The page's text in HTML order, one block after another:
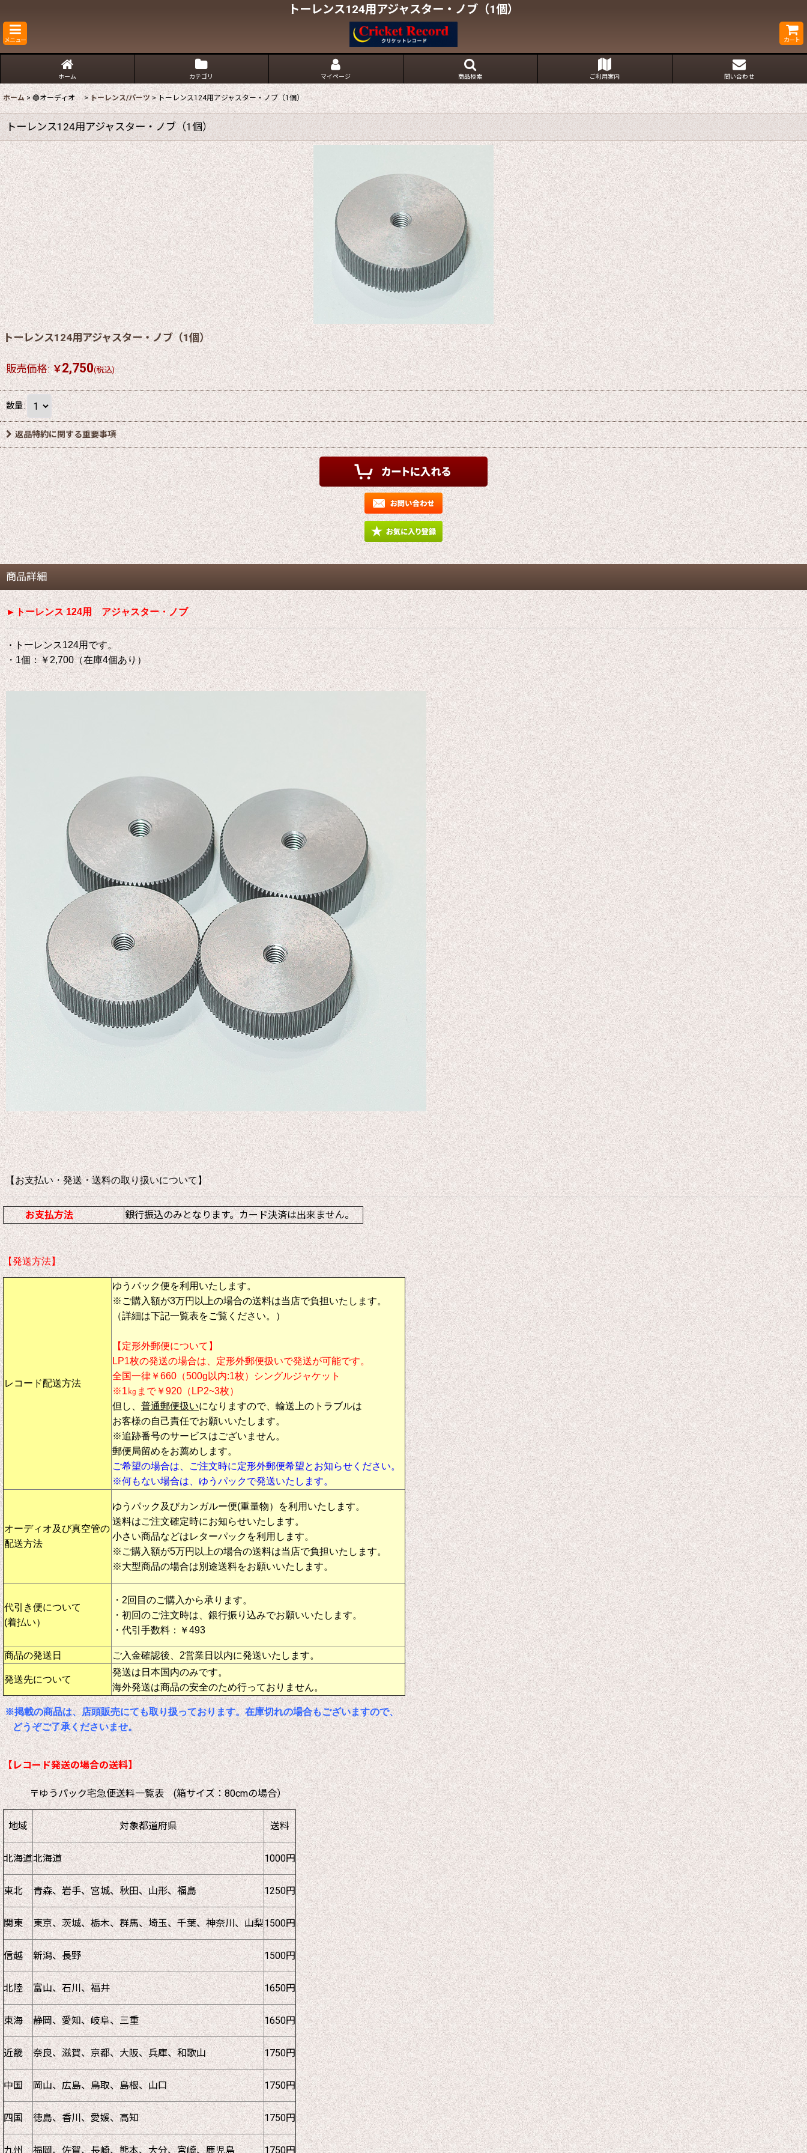
トーレンス124用アジャスター・ノブ（1個）
メニュー カート
ホーム カテゴリ マイページ 商品検索 ご利用案内 問い合わせ
ホーム > 🔵オーディオ > トーレンス/パーツ > トーレンス124用アジャスター・ノブ（1個）
トーレンス124用アジャスター・ノブ（1個）
トーレンス124用アジャスター・ノブ（1個）
販売価格: ￥2,750(税込)
数量:
返品特約に関する重要事項
商品詳細
►トーレンス 124用 アジャスター・ノブ
・トーレンス124用です。
・1個：￥2,700（在庫4個あり）
【お支払い・発送・送料の取り扱いについて】
お支払方法 銀行振込のみとなります。カード決済は出来ません。
【発送方法】
レコード配送方法
ゆうパック便を利用いたします。
※ご購入額が3万円以上の場合の送料は当店で負担いたします。
（詳細は下記一覧表をご覧ください。）
【定形外郵便について】
LP1枚の発送の場合は、定形外郵便扱いで発送が可能です。
全国一律￥660（500g以内:1枚）シングルジャケット
※1㎏まで￥920（LP2~3枚）
但し、 普通郵便扱いになりますので、輸送上のトラブルは
お客様の自己責任でお願いいたします。
※追跡番号のサービスはございません。
郵便局留めをお薦めします。
ご希望の場合は、ご注文時に定形外郵便希望とお知らせください。
※何もない場合は、ゆうパックで発送いたします。
オーディオ及び真空管の
配送方法
ゆうパック及びカンガルー便(重量物）を利用いたします。
送料はご注文確定時にお知らせいたします。
小さい商品などはレターパックを利用します。
※ご購入額が5万円以上の場合の送料は当店で負担いたします。
※大型商品の場合は別途送料をお願いいたします。
代引き便について
(着払い）
・2回目のご購入から承ります。
・初回のご注文時は、銀行振り込みでお願いいたします。
・代引手数料：￥493
商品の発送日 ご入金確認後、2営業日以内に発送いたします。
発送先について
発送は日本国内のみです。
海外発送は商品の安全のため行っておりません。
※掲載の商品は、店頭販売にても取り扱っております。在庫切れの場合もございますので、
どうぞご了承くださいませ。
【レコード発送の場合の送料】
〒ゆうパック宅急便送料一覧表 (箱サイズ：80cmの場合）
地域 対象都道府県 送料
北海道北海道 1000円
東北 青森、岩手、宮城、秋田、山形、福島 1250円
関東 東京、茨城、栃木、群馬、埼玉、千葉、神奈川、山梨1500円
信越 新潟、長野 1500円
北陸 富山、石川、福井 1650円
東海 静岡、愛知、岐阜、三重 1650円
近畿 奈良、滋賀、京都、大阪、兵庫、和歌山 1750円
中国 岡山、広島、鳥取、島根、山口 1750円
四国 徳島、香川、愛媛、高知 1750円
九州 福岡、佐賀、長崎、熊本、大分、宮崎、鹿児島 1750円